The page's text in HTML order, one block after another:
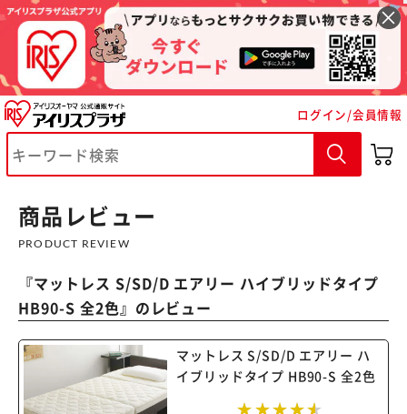
ログイン/会員情報
商品レビュー
PRODUCT REVIEW
『マットレス S/SD/D エアリー ハイブリッドタイプ
HB90-S 全2色』のレビュー
マットレス S/SD/D エアリー ハ
イブリッドタイプ HB90-S 全2色